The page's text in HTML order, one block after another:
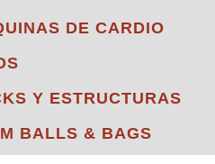
DE CARDIO
Y ESTRUCTURAS
BALLS & BAGS